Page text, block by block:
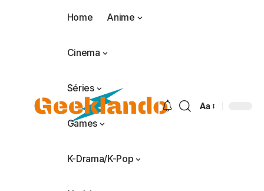
Home Anime
Cinema
Séries
Games
K-Drama/K-Pop
Aa